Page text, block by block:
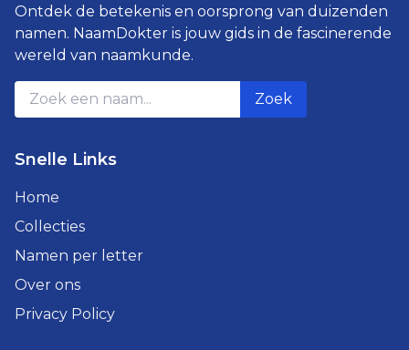
Ontdek de betekenis en oorsprong van duizenden
namen. NaamDokter is jouw gids in de fascinerende
wereld van naamkunde.
Zoek
Snelle Links
Home
Collecties
Namen per letter
Over ons
Privacy Policy